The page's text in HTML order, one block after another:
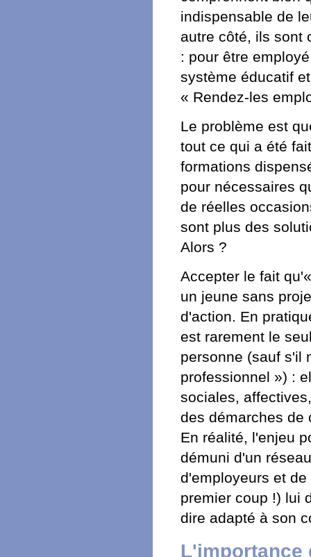
indispensable de
autre côté, ils sont
: pour être
système éducatif
« Rendez-les
Le problème est
tout ce qui a été
formations
pour nécessaires
de réelles
sont plus des
Alors ?
Accepter le fait
un jeune sans
d'action. En
est rarement le
personne (sauf s'il
professionnel ») :
sociales,
des démarches
En réalité, l'enjeu
démuni d'un
d'employeurs et
premier coup !) lui
dire adapté à son
L'importance